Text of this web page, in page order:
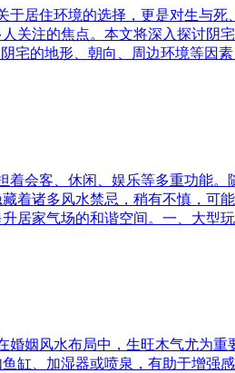
居住环境的选择，更是对生与
关注的焦点。本文将深入探讨阴
宅的地形、朝向、周边环境等因
会客、休闲、娱乐等多重功能
着诸多风水禁忌，稍有不慎，可
居家气场的和谐空间。一、大型
姻风水布局中，生旺木气尤为
缸、加湿器或喷泉，有助于增强